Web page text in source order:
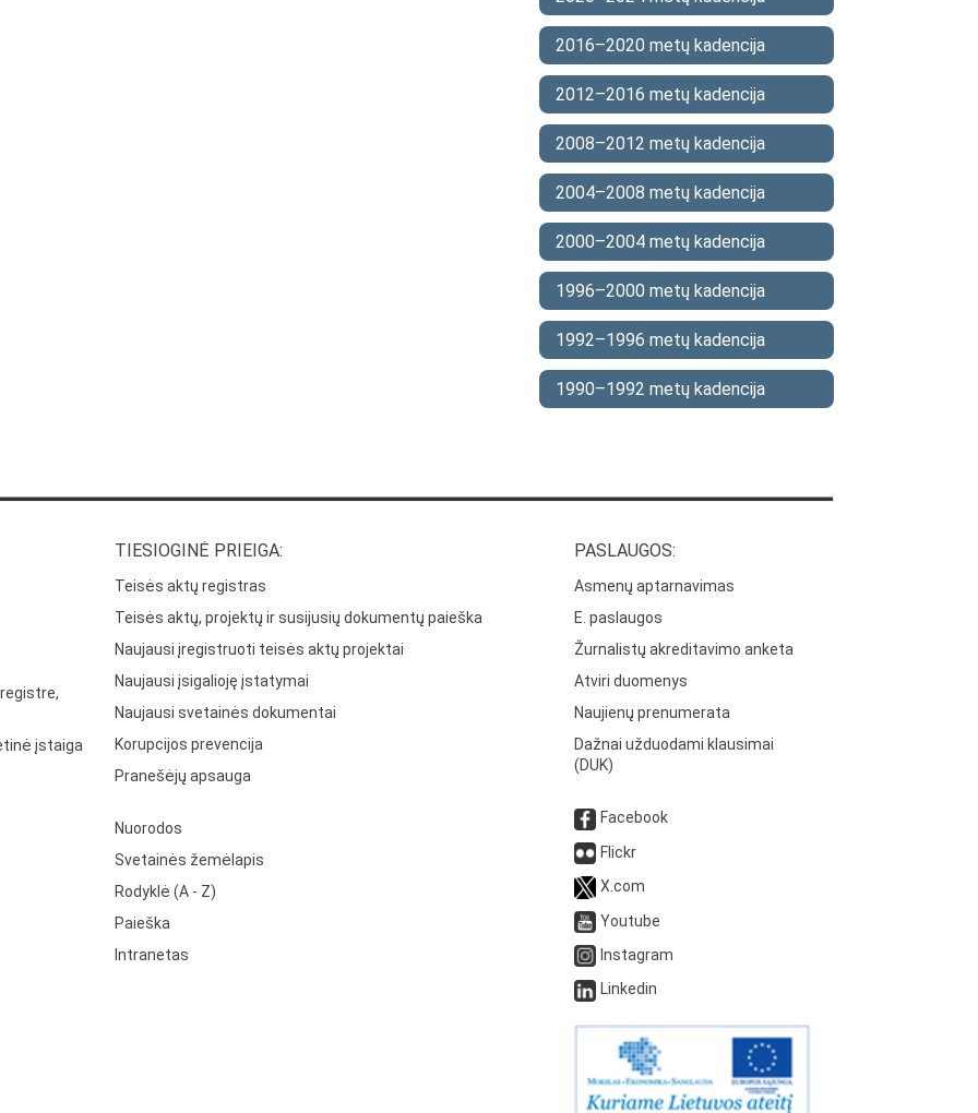
2016–2020 metų kadencija
2012–2016 metų kadencija
2008–2012 metų kadencija
2004–2008 metų kadencija
2000–2004 metų kadencija
1996–2000 metų kadencija
1992–1996 metų kadencija
1990–1992 metų kadencija
įstaiga
TIESIOGINĖ PRIEIGA:
Teisės aktų registras
Teisės aktų, projektų ir susijusių dokumentų paieška
Naujausi įregistruoti teisės aktų projektai
Naujausi įsigalioję įstatymai
Naujausi svetainės dokumentai
Korupcijos prevencija
Pranešėjų apsauga
Nuorodos
Svetainės žemėlapis
Rodyklė (A - Z)
Paieška
Intranetas
PASLAUGOS:
Asmenų aptarnavimas
E. paslaugos
Žurnalistų akreditavimo anketa
Atviri duomenys
Naujienų prenumerata
Dažnai užduodami klausimai
(DUK)
Facebook
Flickr
X.com
Youtube
Instagram
Linkedin